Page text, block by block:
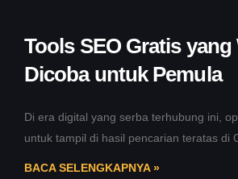
Tools SEO Gratis yang
Dicoba untuk Pemula
Di era digital yang serba terhubung ini,
untuk tampil di hasil pencarian teratas di
BACA SELENGKAPNYA »